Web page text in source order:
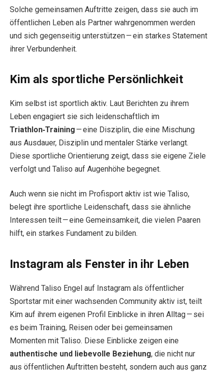
Solche gemeinsamen Auftritte zeigen, dass sie auch im
öffentlichen Leben als Partner wahrgenommen werden
und sich gegenseitig unterstützen — ein starkes Statement
ihrer Verbundenheit.
Kim als sportliche Persönlichkeit
Kim selbst ist sportlich aktiv. Laut Berichten zu ihrem
Leben engagiert sie sich leidenschaftlich im
Triathlon‑Training — eine Disziplin, die eine Mischung
aus Ausdauer, Disziplin und mentaler Stärke verlangt.
Diese sportliche Orientierung zeigt, dass sie eigene Ziele
verfolgt und Taliso auf Augenhöhe begegnet.
Auch wenn sie nicht im Profisport aktiv ist wie Taliso,
belegt ihre sportliche Leidenschaft, dass sie ähnliche
Interessen teilt — eine Gemeinsamkeit, die vielen Paaren
hilft, ein starkes Fundament zu bilden.
Instagram als Fenster in ihr Leben
Während Taliso Engel auf Instagram als öffentlicher
Sportstar mit einer wachsenden Community aktiv ist, teilt
Kim auf ihrem eigenen Profil Einblicke in ihren Alltag — sei
es beim Training, Reisen oder bei gemeinsamen
Momenten mit Taliso. Diese Einblicke zeigen eine
authentische und liebevolle Beziehung, die nicht nur
aus öffentlichen Auftritten besteht, sondern auch aus ganz